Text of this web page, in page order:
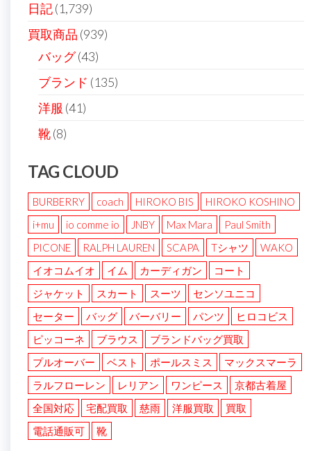
日記(1,739)
買取商品 (939)
バッグ(43)
ブランド (135)
洋服 (41)
靴(8)
TAG CLOUD
BURBERRY coach HIROKO BIS
HIROKO KOSHINO
i+mu
io comme io JNBY Max Mara
Paul Smith
PICONE
RALPH LAUREN SCAPA Tシャツ
WAKO
イオコムイオ
イム カーディガン
コート
ジャケット
スカート スーツ
センソユニコ
セーター
バッグ バーバリー パンツ
ヒロコビス
ピッコーネ
ブラウス
ブランドバッグ買取
プルオーバー
ベスト ポールスミス
マックスマーラ
ラルフローレン
レリアン ワンピース
京都古着屋
全国対応
宅配買取 慈雨 洋服買取
買取
電話通販可
靴